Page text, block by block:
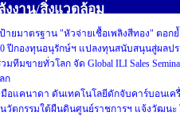
งงาน/สิ่งแวดล้อม
ายมาตรฐาน "หัวจ่ายเชื้อเพลิงสีทอง" ตอก
ปีกองทุนอนุรักษ์ฯ แปลงทุนสนับสนุนสู่ผลป
มทีมขายทั่วโลก จัด Global ILI Sales
ก
อแคนาดา ดันเทคโนโลยีดักจับคาร์บอนเค
วัตกรรมใต้ผืนดินศูนย์ราชการฯ แจ้งวัฒน